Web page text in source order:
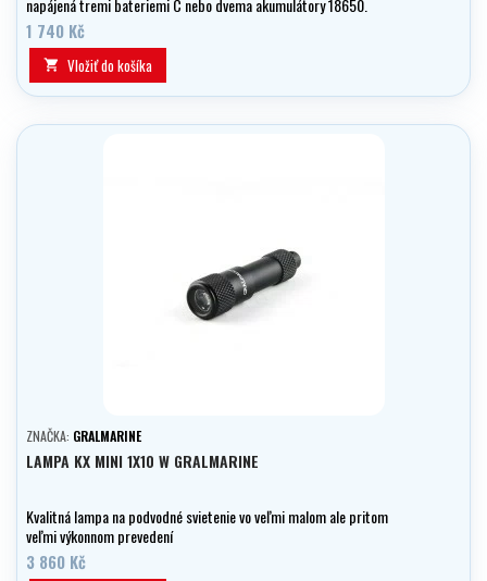
napájená tremi bateriemi C nebo dvema akumulátory 18650.
1 740 Kč
 Vložiť do košíka
ZNAČKA: GRALMARINE
LAMPA KX MINI 1X10 W GRALMARINE
Kvalitná lampa na podvodné svietenie vo veľmi malom ale pritom
veľmi výkonnom prevedení
3 860 Kč